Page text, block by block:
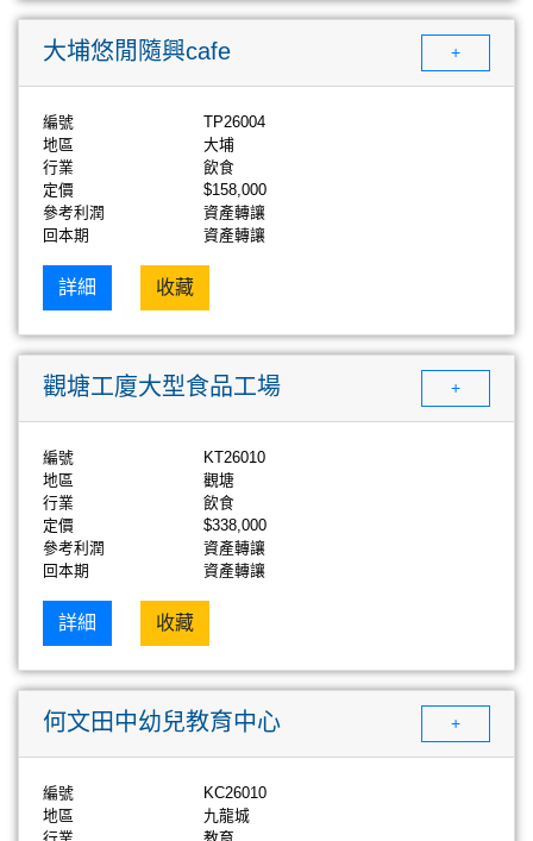
大埔悠閒隨興cafe +
編號
TP26004
地區
大埔
行業
飲食
定價
$158,000
參考利潤
資產轉讓
回本期
資產轉讓
詳細 收藏
觀塘工廈大型食品工場 +
編號
KT26010
地區
觀塘
行業
飲食
定價
$338,000
參考利潤
資產轉讓
回本期
資產轉讓
詳細 收藏
何文田中幼兒教育中心 +
編號
KC26010
地區
九龍城